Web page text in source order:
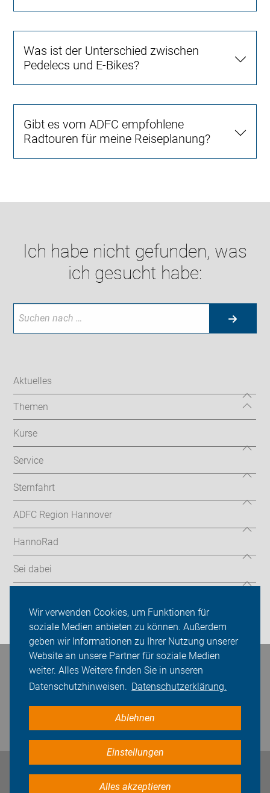
Wir verwenden Cookies, um Funktionen für
soziale Medien anbieten zu können. Außerdem
geben wir Informationen zu Ihrer Nutzung unserer
Website an unsere Partner für soziale Medien
weiter. Alles Weitere finden Sie in unseren
Datenschutzhinweisen. Datenschutzerklärung.
Ablehnen
Einstellungen
Alles akzeptieren
Was ist der Unterschied zwischen
Pedelecs und E-Bikes?
Gibt es vom ADFC empfohlene
Radtouren für meine Reiseplanung?
Ich habe nicht gefunden, was
ich gesucht habe:
Aktuelles
Themen
Kurse
Service
Sternfahrt
ADFC Region Hannover
HannoRad
Sei dabei
Login
Bleiben Sie in Kontakt